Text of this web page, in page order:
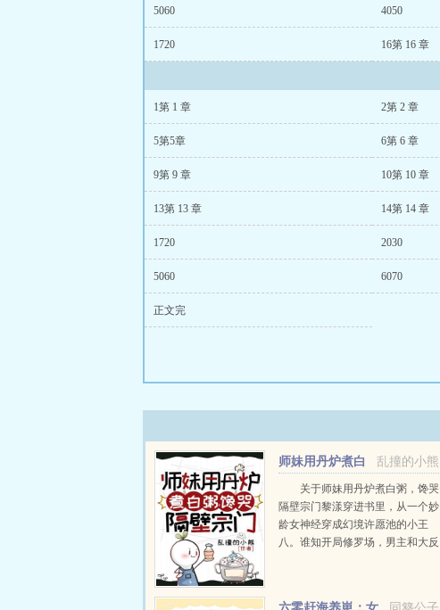
5060 4050
1720 16第 16 章
1第 1 章 2第 2 章
5第5章 6第 6 章
9第 9 章 10第 10 章
13第 13 章 14第 14 章
1720 2030
5060 6070
正文完
乱撞的小熊
师妹用丹炉煮白
粥，馋哭隔壁宗门
关于师妹用丹炉煮白粥，馋哭
隔壁宗门黎漾穿进书里，从一个妙
龄女神经穿成幻境许愿池的小王
八。谁知开局修罗场，男主和大反